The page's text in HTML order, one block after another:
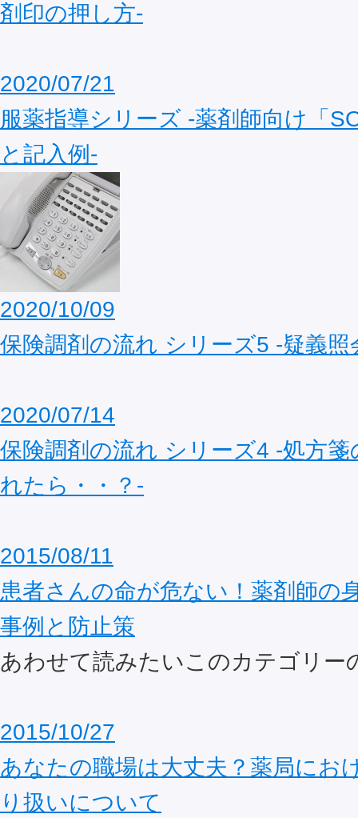
剤印の押し方‐
2020/07/21
服薬指導シリーズ ‐薬剤師向け「
と記入例‐
2020/10/09
保険調剤の流れ シリーズ5 ‐疑義照
2020/07/14
保険調剤の流れ シリーズ4 ‐処方
れたら・・？‐
2015/08/11
患者さんの命が危ない！薬剤師の
事例と防止策
あわせて読みたいこのカテゴリー
2015/10/27
あなたの職場は大丈夫？薬局にお
り扱いについて